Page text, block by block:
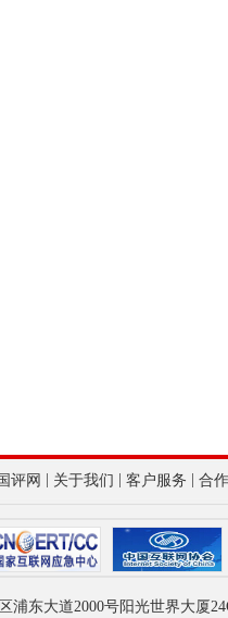
国评网 关于我们 客户服务 合
浦东大道2000号阳光世界大厦